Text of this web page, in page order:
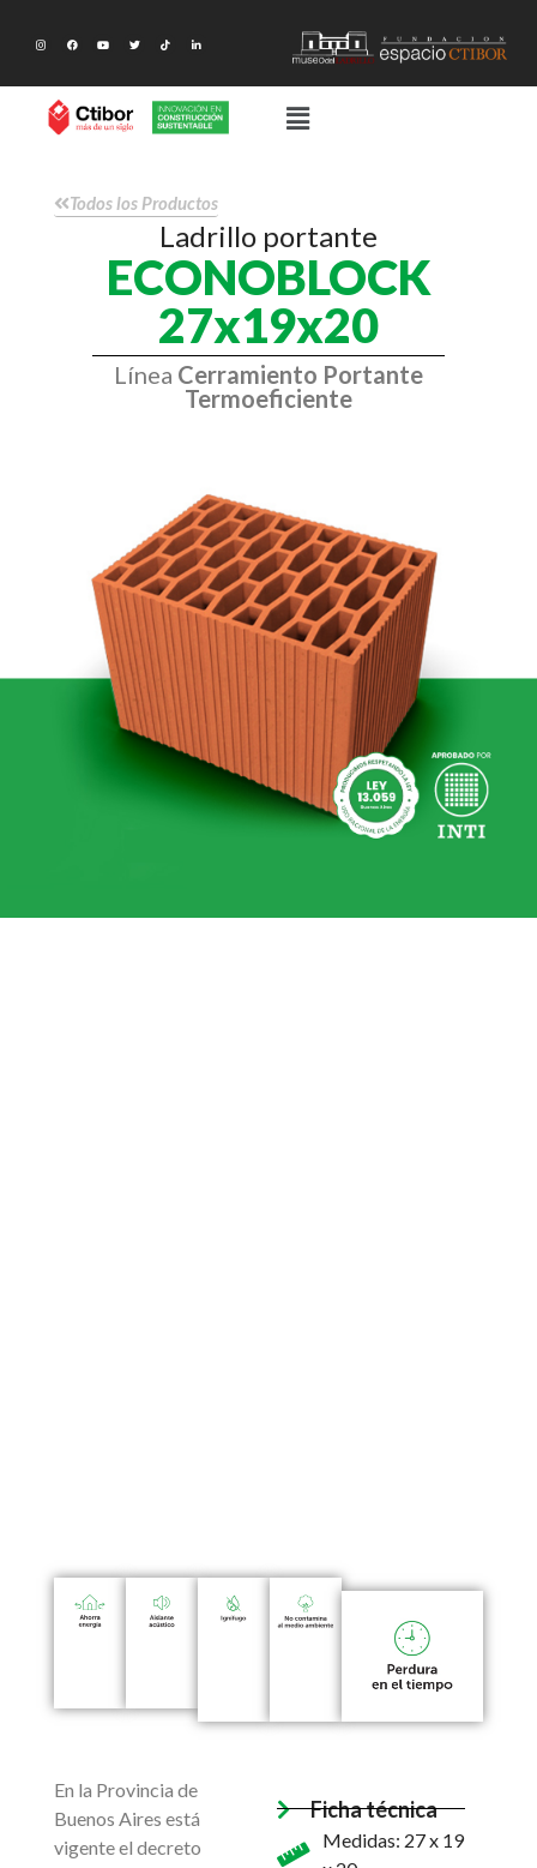
Todos los Productos
Ladrillo portante
ECONOBLOCK
27x19x20
Línea Cerramiento Portante
Termoeficiente
En la Provincia de
Buenos Aires está
vigente el decreto
Ficha técnica
Medidas: 27 x 19